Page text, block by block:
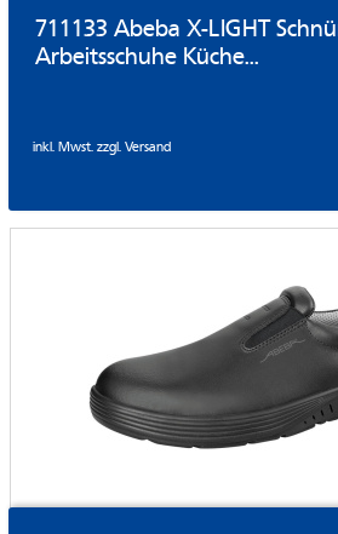
711133 Abeba X-LIGHT
Arbeitsschuhe Küche...
inkl. Mwst. zzgl.Versand